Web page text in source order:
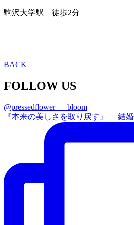
駒沢大学駅 徒歩2分
BACK
FOLLOW US
@pressedflower___bloom
『本来の美しさを取り戻す』 結婚